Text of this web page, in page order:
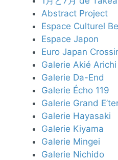
Abstract Project
Espace Culturel
Espace Japon
Euro Japan
Galerie Akié Arichi
Galerie Da-End
Galerie Écho 119
Galerie Grand
Galerie Hayasaki
Galerie Kiyama
Galerie Mingei
Galerie Nichido